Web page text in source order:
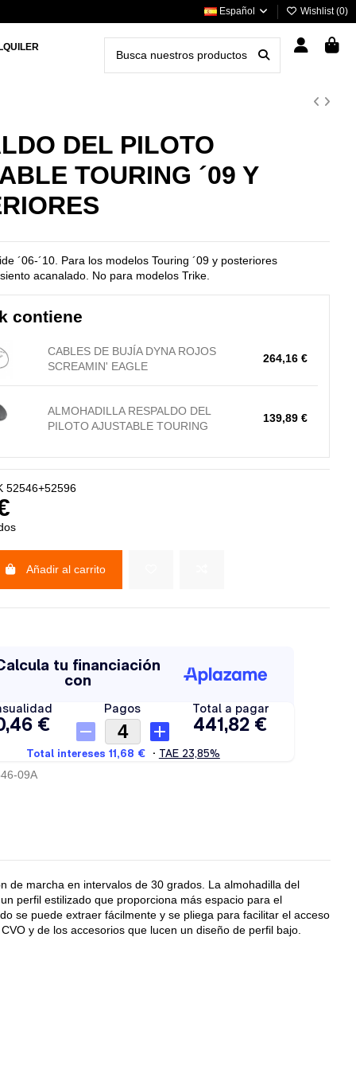
Español Wishlist (0)
DEL PILOTO
TOURING ´09 Y
´06-´10. Para los modelos Touring ´09 y posteriores
acanalado. No para modelos Trike.
contiene
CABLES DE BUJÍA DYNA ROJOS
SCREAMIN' EAGLE
264,16 €
ALMOHADILLA RESPALDO DEL
PILOTO AJUSTABLE TOURING
139,89 €
52546+52596
Añadir al carrito
09A
de marcha en intervalos de 30 grados. La almohadilla del
perfil estilizado que proporciona más espacio para el
se puede extraer fácilmente y se pliega para facilitar el acceso
y de los accesorios que lucen un diseño de perfil bajo.